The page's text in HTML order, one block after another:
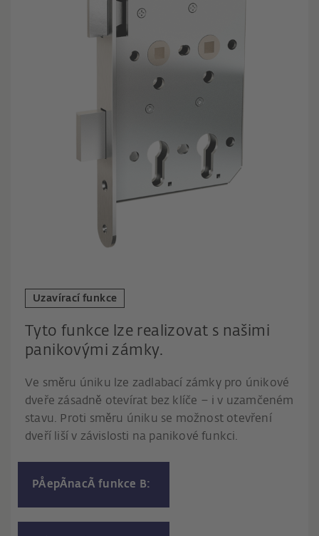
Uzavírací funkce
Tyto funkce lze realizovat s našimi
panikovými zámky.
Ve směru úniku lze zadlabací zámky pro únikové
dveře zásadně otevírat bez klíče – i v uzamčeném
stavu. Proti směru úniku se možnost otevření
dveří liší v závislosti na panikové funkci.
PÅepÃ­nacÃ­ funkce B: